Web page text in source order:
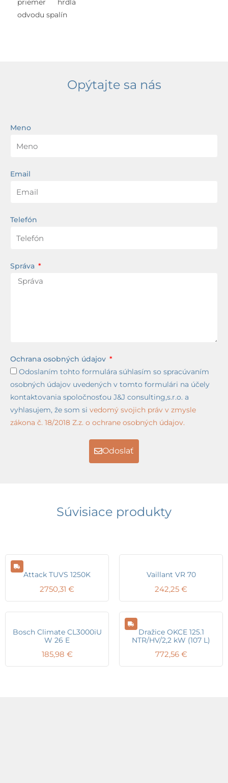
priemer hrdla
odvodu spalín
Opýtajte sa nás
Meno
Email
Telefón
Správa
Ochrana osobných údajov
Odoslaním tohto formulára súhlasím so spracúvaním
osobných údajov uvedených v tomto formulári na účely
kontaktovania spoločnosťou J&J consulting,s.r.o. a
vyhlasujem, že som si vedomý svojich práv v zmysle
zákona č. 18/2018 Z.z. o ochrane osobných údajov.
Odoslať
Súvisiace produkty
Attack TUVS 1250K
2750,31 €
Vaillant VR 70
242,25 €
Bosch Climate CL3000iU
W 26 E
185,98 €
Dražice OKCE 125.1
NTR/HV/2,2 kW (107 L)
772,56 €